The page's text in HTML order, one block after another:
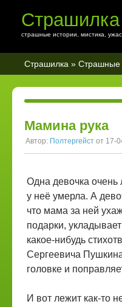
Страшилка
страшные истории, мистика, ужас
Страшилка » Страшные
Мамина рука
Автор: Полтергейст от 17-
Одна девочка
у неё умерла. А
что мама за ней
подарки,
какое-нибудь
Сергеевича
головке и
И вот лежит как-то